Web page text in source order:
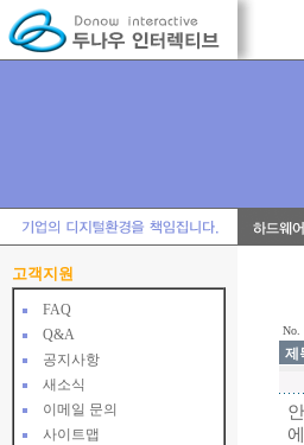
고객지원
FAQ
Q&A
공지사항
새소식
이메일 문의
사이트맵
No.
제